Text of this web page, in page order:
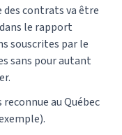
des contrats va être
le rapport
souscrites par le
sans pour autant
reconnue au Québec